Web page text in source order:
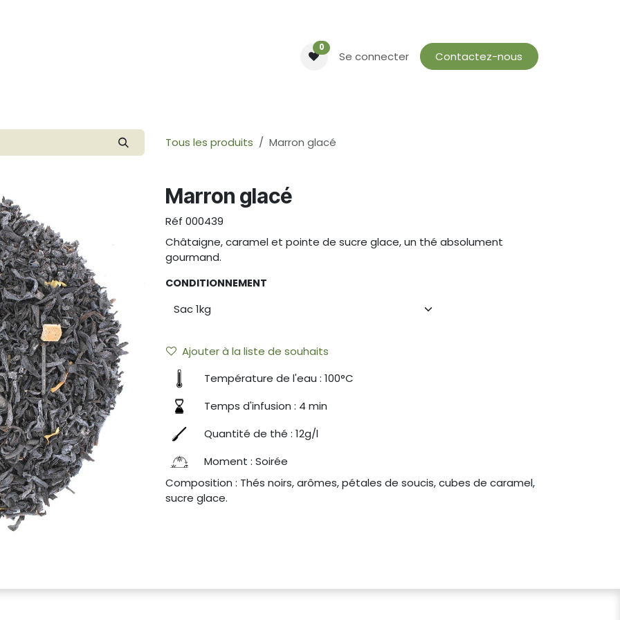
0
Se connecter Contactez-nous
Tous les produits Marron glacé
Marron glacé
Réf 000439
Châtaigne, caramel et pointe de sucre glace, un thé absolument
gourmand.
CONDITIONNEMENT
Ajouter à la liste de souhaits
Température de l'eau : 100°C
Temps d'infusion : 4 min
Quantité de thé : 12g/l
Moment : Soirée
Composition : Thés noirs, arômes, pétales de soucis, cubes de caramel,
sucre glace.